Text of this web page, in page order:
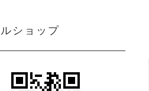
すクリーム色カーテン
情緒をプラス
ショップ